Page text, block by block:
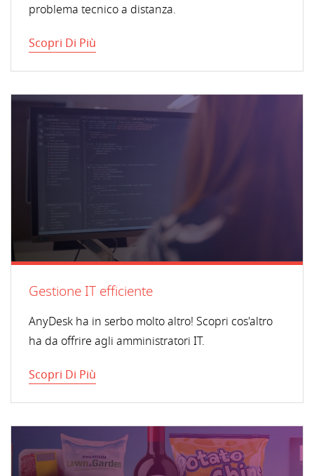
problema tecnico a distanza.
Scopri Di Più
Gestione IT efficiente
AnyDesk ha in serbo molto altro! Scopri cos'altro
ha da offrire agli amministratori IT.
Scopri Di Più